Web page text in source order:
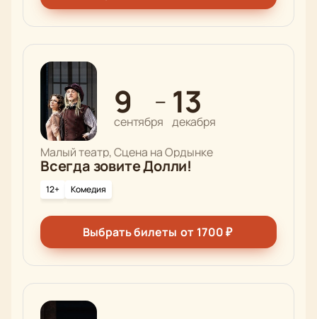
9
сентября
— 13
декабря
Малый театр, Сцена на Ордынке
Всегда зовите Долли!
12+ Комедия
Выбрать билеты от 1700₽